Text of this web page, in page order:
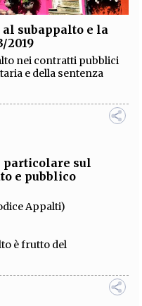
subappalto e la
2019
nei contratti pubblici
e della sentenza
particolare sul
e pubblico
Appalti)
è frutto del